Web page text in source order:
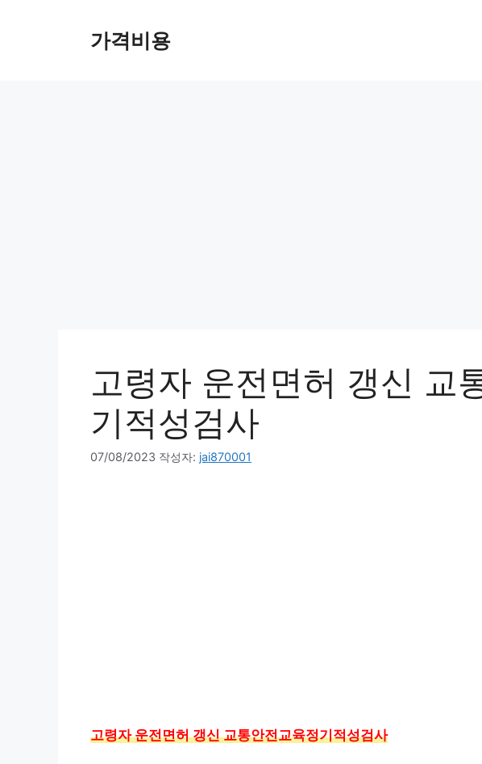
가격비용
고령자 운전면허 갱신 교
기적성검사
07/08/2023 작성자: jai870001
고령자 운전면허 갱신 교통안전교육정기적성검사